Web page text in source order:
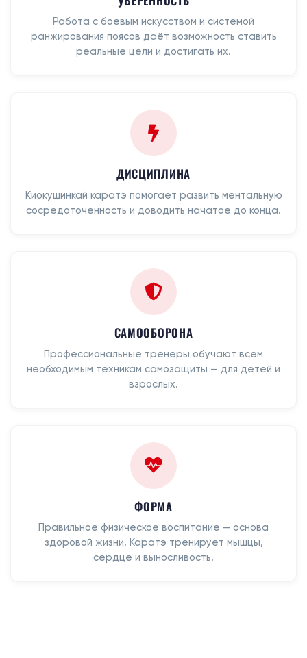
Работа с боевым искусством и системой
ранжирования поясов даёт возможность ставить
реальные цели и достигать их.
ДИСЦИПЛИНА
Киокушинкай каратэ помогает развить ментальную
сосредоточенность и доводить начатое до конца.
САМООБОРОНА
Профессиональные тренеры обучают всем
необходимым техникам самозащиты — для детей и
взрослых.
ФОРМА
Правильное физическое воспитание — основа
здоровой жизни. Каратэ тренирует мышцы,
сердце и выносливость.